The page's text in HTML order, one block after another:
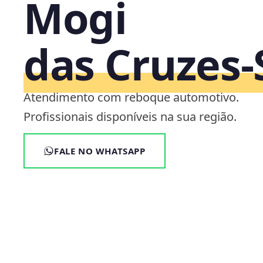
Mogi
das
Atendimento com reboque automotivo.
Profissionais disponíveis na sua região.
FALE NO WHATSAPP